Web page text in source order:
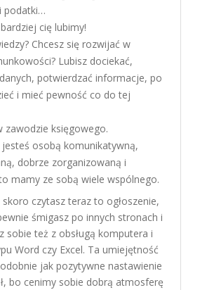
podatki…
cię lubimy!
Chcesz się rozwijać w
Lubisz dociekać,
potwierdzać informacje, po
i mieć pewność co do tej
zawodzie księgowego.
jesteś osobą komunikatywną,
dobrze zorganizowaną i
mamy ze sobą wiele wspólnego.
skoro czytasz teraz to ogłoszenie,
śmigasz po innych stronach i
sobie też z obsługą komputera i
Word czy Excel. Ta umiejętność
jak pozytywne nastawienie
bo cenimy sobie dobrą atmosferę